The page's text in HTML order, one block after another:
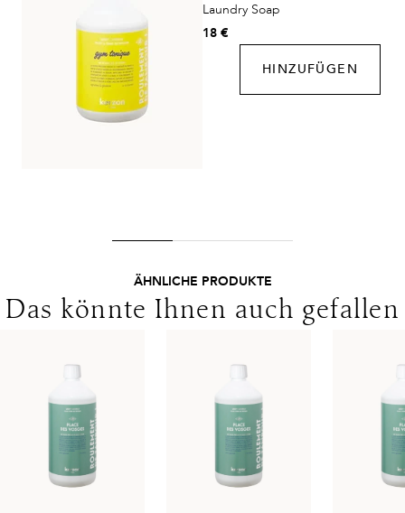
Kostenlos ab 250€ Warenwert
Lieferungen in die Schweiz erfolgen ohne MwSt. - beachten
Sie bitte die abweichenden Bedingungen. Für den Versand ins
Ausland gelten andere Versandkosten.
Laundry Soap
18 €
HINZUFÜGEN
ÄHNLICHE PRODUKTE
Das könnte Ihnen auch gefallen